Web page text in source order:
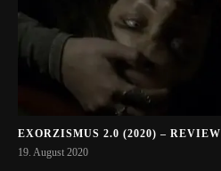
EXORZISMUS 2.0 (2020) – REVIEW
19. August 2020